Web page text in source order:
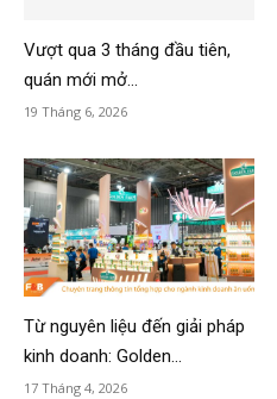
Vượt qua 3 tháng đầu tiên,
quán mới mở...
19 Tháng 6, 2026
Từ nguyên liệu đến giải pháp
kinh doanh: Golden...
17 Tháng 4, 2026